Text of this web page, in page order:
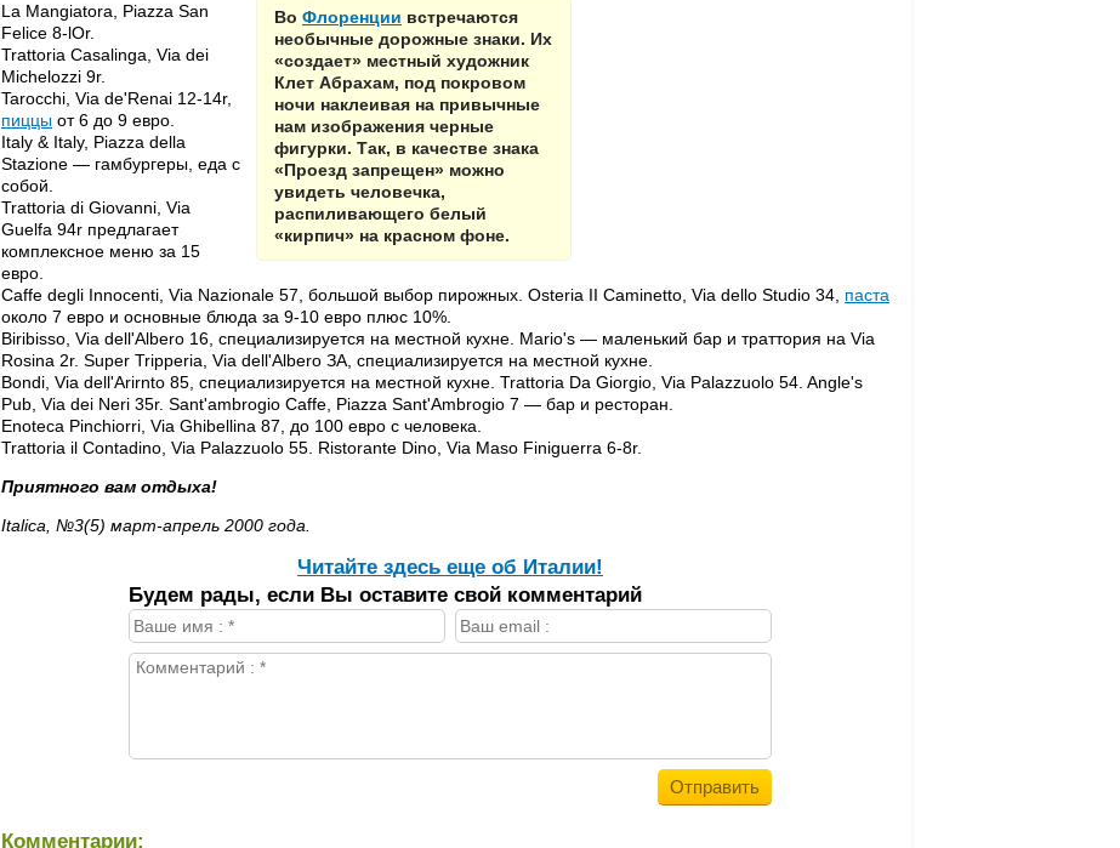
Во Флоренции встречаются
необычные дорожные знаки. Их
«создает» местный художник
Клет Абрахам, под покровом
ночи наклеивая на привычные
нам изображения черные
фигурки. Так, в качестве знака
«Проезд запрещен» можно
увидеть человечка,
распиливающего белый
«кирпич» на красном фоне.
La Mangiatora, Piazza San
Felice 8-lOr.
Trattoria Casalinga, Via dei
Michelozzi 9r.
Tarocchi, Via de'Renai 12-14r,
пиццы от 6 до 9 евро.
Italy & Italy, Piazza della
Stazione — гамбургеры, еда с
собой.
Trattoria di Giovanni, Via
Guelfa 94r предлагает
комплексное меню за 15
евро.
Caffe degli Innocenti, Via Nazionale 57, большой выбор пирожных. Osteria II Caminetto, Via dello Studio 34, паста
около 7 евро и основные блюда за 9-10 евро плюс 10%.
Biribisso, Via dell'Albero 16, специализируется на местной кухне. Mario's — маленький бар и траттория на Via
Rosina 2r. Super Tripperia, Via dell'Albero ЗА, специализируется на местной кухне.
Bondi, Via dell'Arirnto 85, специализируется на местной кухне. Trattoria Da Giorgio, Via Palazzuolo 54. Angle's
Pub, Via dei Neri 35r. Sant'ambrogio Caffe, Piazza Sant'Ambrogio 7 — бар и ресторан.
Enoteca Pinchiorri, Via Ghibellina 87, до 100 евро с человека.
Trattoria il Contadino, Via Palazzuolo 55. Ristorante Dino, Via Maso Finiguerra 6-8r.
Приятного вам отдыха!
Italica, №3(5) март-апрель 2000 года.
Читайте здесь еще об Италии!
Будем рады, если Вы оставите свой комментарий
Комментарии: